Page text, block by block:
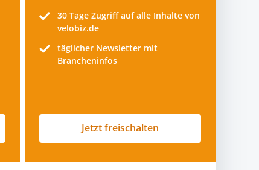
30 Tage Zugriff auf alle Inhalte von
velobiz.de
täglicher Newsletter mit
Brancheninfos
Jetzt freischalten